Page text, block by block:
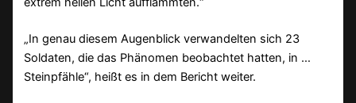
„In genau diesem Augenblick verwandelten sich 23
Soldaten, die das Phänomen beobachtet hatten, in …
Steinpfähle“, heißt es in dem Bericht weiter.